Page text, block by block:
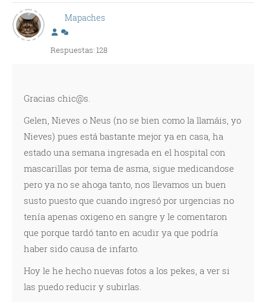
Mapaches
Respuestas: 128
Gracias chic@s.
Gelen, Nieves o Neus (no se bien como la llamáis, yo
Nieves) pues está bastante mejor ya en casa, ha
estado una semana ingresada en el hospital con
mascarillas por tema de asma, sigue medicandose
pero ya no se ahoga tanto, nos llevamos un buen
susto puesto que cuando ingresó por urgencias no
tenía apenas oxigeno en sangre y le comentaron
que porque tardó tanto en acudir ya que podría
haber sido causa de infarto.
Hoy le he hecho nuevas fotos a los pekes, a ver si
las puedo reducir y subirlas.